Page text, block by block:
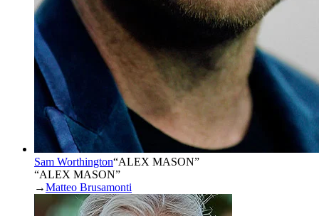
Sam Worthington“ALEX MASON”
“ALEX MASON”
→Matteo Brusamonti